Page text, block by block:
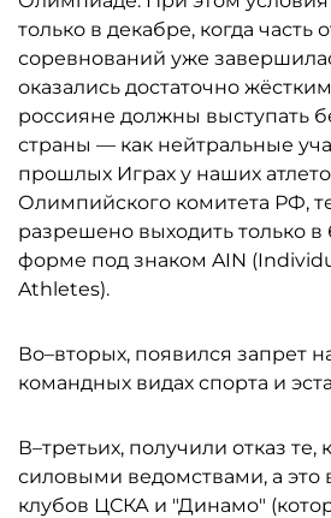
только в декабре, когда часть
соревнований уже
оказались достаточно
россияне должны выступать
страны — как нейтральные
прошлых Играх у наших
Олимпийского комитета РФ,
разрешено выходить только
форме под знаком AIN
Athletes).
Во–вторых, появился запрет
командных видах спорта и
В–третьих, получили отказ те,
силовыми ведомствами, а это
клубов ЦСКА и "Динамо"